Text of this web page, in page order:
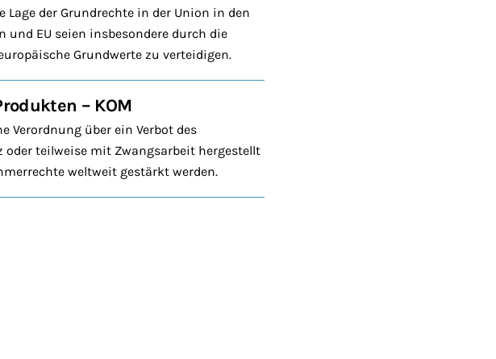
Lage der Grundrechte in der Union in den
und EU seien insbesondere durch die
Grundwerte zu verteidigen.
– KOM
Verordnung über ein Verbot des
oder teilweise mit Zwangsarbeit hergestellt
weltweit gestärkt werden.